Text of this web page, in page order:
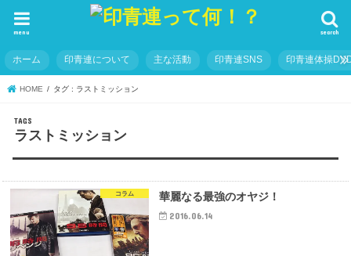
search
menu
ホーム 印青連について 主な活動 印青連SNS 印青連体操
HOME タグ : ラストミッション
ラストミッション
コラム 華麗なる最強のオヤジ！
2016.06.14